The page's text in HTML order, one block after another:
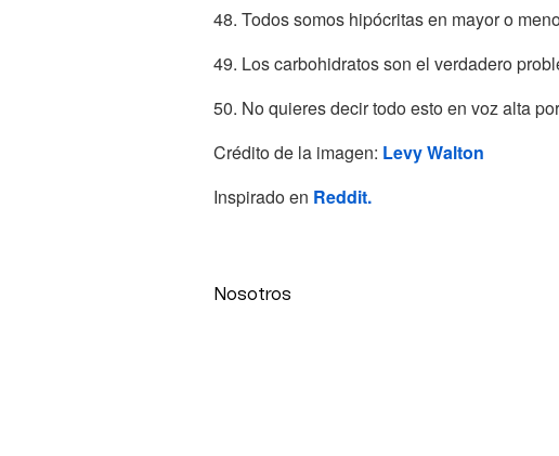
48. Todos somos hipócritas en mayor o
49. Los carbohidratos son el verdadero
50. No quieres decir todo esto en voz alta
Crédito de la imagen: Levy Walton
Inspirado en Reddit.
Nosotros